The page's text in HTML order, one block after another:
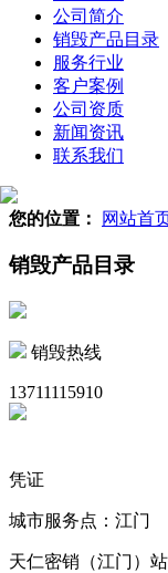
公司简介
销毁产品目录
服务行业
客户案例
公司资质
新闻资讯
联系我们
您的位置： 网站首
销毁产品目录
销毁热线
13711115910
凭证
城市服务点：江门
天仁密销（江门）